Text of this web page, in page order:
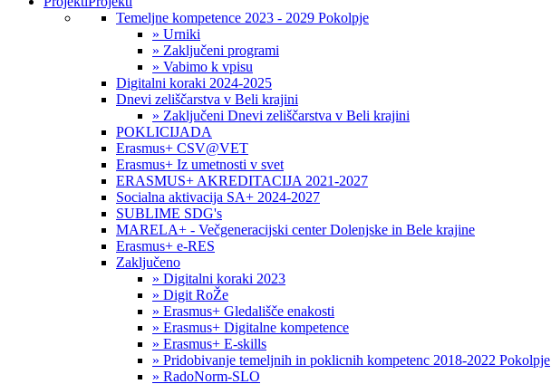
Temeljne kompetence 2023 - 2029 Pokolpje
» Urniki
» Zaključeni programi
» Vabimo k vpisu
Digitalni koraki 2024-2025
Dnevi zeliščarstva v Beli krajini
» Zaključeni Dnevi zeliščarstva v Beli krajini
POKLICIJADA
Erasmus+ CSV@VET
Erasmus+ Iz umetnosti v svet
ERASMUS+ AKREDITACIJA 2021-2027
Socialna aktivacija SA+ 2024-2027
SUBLIME SDG's
MARELA+ - Večgeneracijski center Dolenjske in Bele krajine
Erasmus+ e-RES
Zaključeno
» Digitalni koraki 2023
» Digit RoŽe
» Erasmus+ Gledališče enakosti
» Erasmus+ Digitalne kompetence
» Erasmus+ E-skills
» Pridobivanje temeljnih in poklicnih kompetenc 2018-2022 Pokolpje
» RadoNorm-SLO